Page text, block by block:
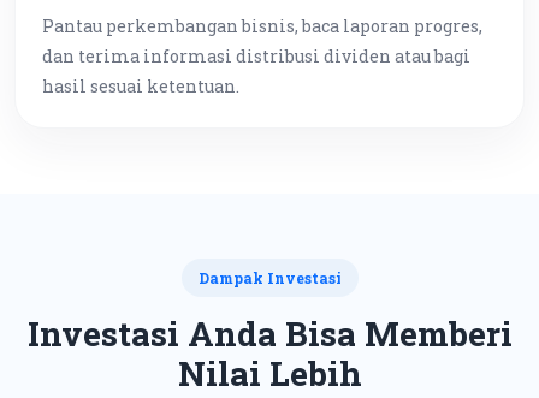
Pantau perkembangan bisnis, baca laporan progres,
dan terima informasi distribusi dividen atau bagi
hasil sesuai ketentuan.
Dampak Investasi
Investasi Anda Bisa Memberi
Nilai Lebih